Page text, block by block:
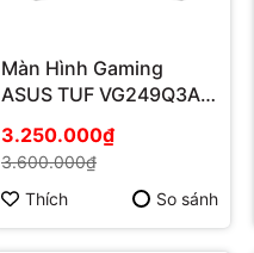
Màn Hình Gaming
ASUS TUF VG249Q3A –
Chuẩn Cho Game Thủ
3.250.000₫
3.600.000₫
Thích
So sánh